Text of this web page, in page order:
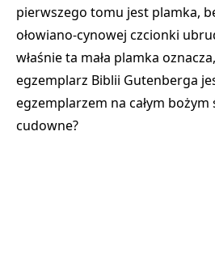
pierwszego tomu jest plamka,
ołowiano-cynowej czcionki
właśnie ta mała plamka
egzemplarz Biblii Gutenberga
egzemplarzem na całym bożym
cudowne?